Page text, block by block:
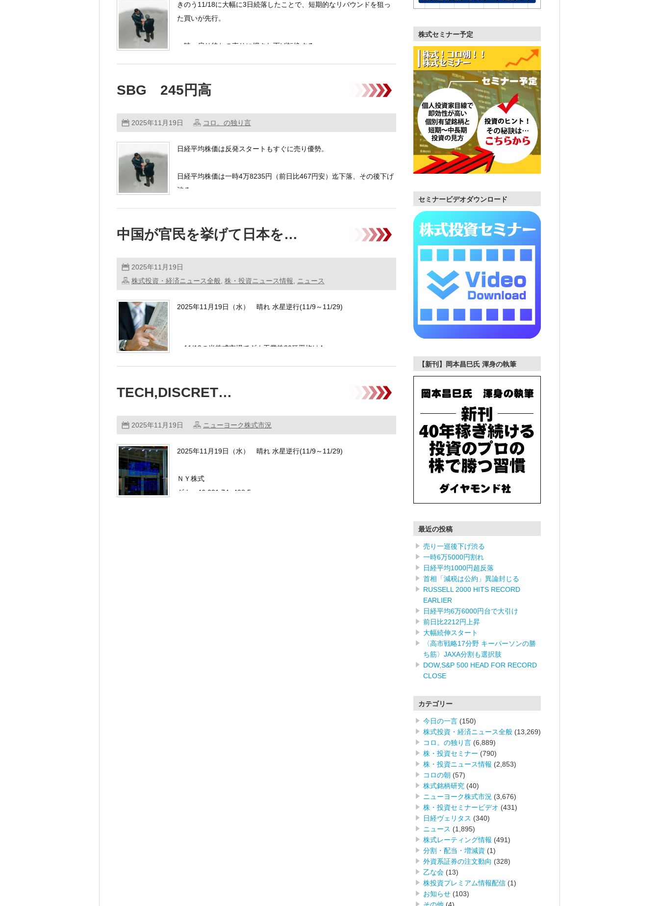
きのう11/18に大幅に3日続落したことで、短期的なリバウンドを狙っ
た買いが先行。
一時、戻り待ちの売りに押され下げ転換する …………
SBG 245円高
2025年11月19日 コロ。の独り言
日経平均株価は反発スタートもすぐに売り優勢。
日経平均株価は一時4万8235円（前日比467円安）迄下落、その後下げ
渋る。
中国が官民を挙げて日本を…
2025年11月19日
株式投資・経済ニュース全般 株・投資ニュース情報 ニュース
2025年11月19日（水） 晴れ 水星逆行(11/9～11/29)
・11/18の米株式市場でダウ工業株30種平均は4 …………
TECH,DISCRET…
2025年11月19日 ニューヨーク株式市況
2025年11月19日（水） 晴れ 水星逆行(11/9～11/29)
ＮＹ株式
ダウ：46,091.74 -498.5 …………
株式セミナー予定
セミナービデオダウンロード
【新刊】岡本昌巳氏 渾身の執筆
最近の投稿
売り一巡後下げ渋る
一時6万5000円割れ
日経平均1000円超反落
首相「減税は公約」異論封じる
RUSSELL 2000 HITS RECORD
EARLIER
日経平均6万6000円台で大引け
前日比2212円上昇
大幅続伸スタート
〈高市戦略17分野 キーパーソンの勝
ち筋〉JAXA分割も選択肢
DOW,S&P 500 HEAD FOR RECORD
CLOSE
カテゴリー
今日の一言 (150)
株式投資・経済ニュース全般 (13,269)
コロ。の独り言 (6,889)
株・投資セミナー (790)
株・投資ニュース情報 (2,853)
コロの朝 (57)
株式銘柄研究 (40)
ニューヨーク株式市況 (3,676)
株・投資セミナービデオ (431)
日経ヴェリタス (340)
ニュース (1,895)
株式レーティング情報 (491)
分割・配当・増減資 (1)
外資系証券の注文動向 (328)
乙な会 (13)
株投資プレミアム情報配信 (1)
お知らせ (103)